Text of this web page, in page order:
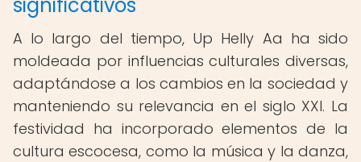
A lo largo del tiempo, Up Helly Aa ha sido
moldeada por influencias culturales diversas,
adaptándose a los cambios en la sociedad y
manteniendo su relevancia en el siglo XXI. La
festividad ha incorporado elementos de la
cultura escocesa, como la música y la danza,